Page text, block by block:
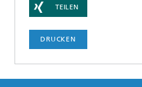
TEILEN
DRUCKEN